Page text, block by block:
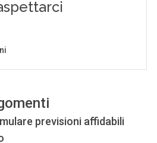
previsioni affidabili